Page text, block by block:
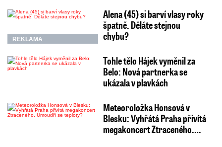
REKLAMA
Alena (45) si barví vlasy roky
špatně. Děláte stejnou
chybu?
Tohle tělo Hájek vyměnil za
Belo: Nová partnerka se
ukázala v plavkách
Meteoroložka Honsová v
Blesku: Vyhřátá Praha přivítá
megakoncert Ztraceného.…